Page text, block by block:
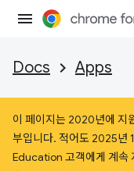
Docs Apps
이 페이지는 2020년에 지
부입니다. 적어도 2025년
Education 고객에게 계속